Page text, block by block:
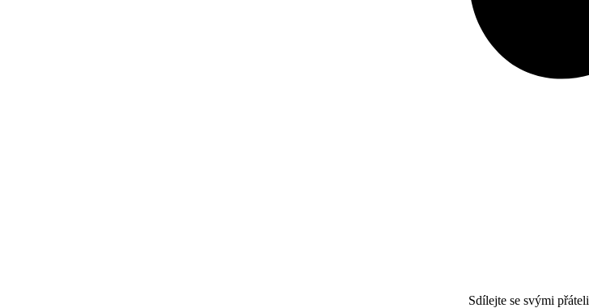
Sdílejte se svými přáteli